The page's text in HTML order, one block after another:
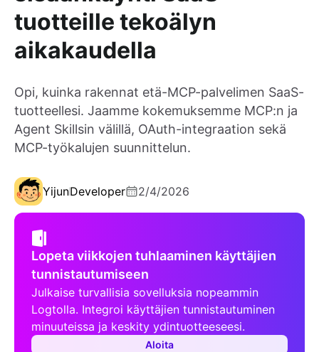
tuotteille tekoälyn
aikakaudella
Opi, kuinka rakennat etä-MCP-palvelimen SaaS-
tuotteellesi. Jaamme kokemuksemme MCP:n ja
Agent Skillsin välillä, OAuth-integraation sekä
MCP-työkalujen suunnittelun.
YijunDeveloper 2/4/2026
Lopeta viikkojen tuhlaaminen käyttäjien
tunnistautumiseen
Julkaise turvallisia sovelluksia nopeammin
Logtolla. Integroi käyttäjien tunnistautuminen
minuuteissa ja keskity ydintuotteeseesi.
Aloita